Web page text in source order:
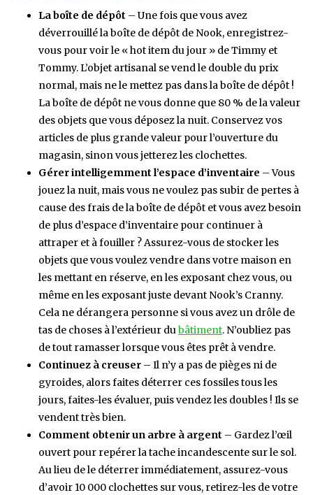
La boîte de dépôt – Une fois que vous avez
déverrouillé la boîte de dépôt de Nook, enregistrez-
vous pour voir le « hot item du jour » de Timmy et
Tommy. L’objet artisanal se vend le double du prix
normal, mais ne le mettez pas dans la boîte de dépôt !
La boîte de dépôt ne vous donne que 80 % de la valeur
des objets que vous déposez la nuit. Conservez vos
articles de plus grande valeur pour l’ouverture du
magasin, sinon vous jetterez les clochettes.
Gérer intelligemment l’espace d’inventaire – Vous
jouez la nuit, mais vous ne voulez pas subir de pertes à
cause des frais de la boîte de dépôt et vous avez besoin
de plus d’espace d’inventaire pour continuer à
attraper et à fouiller ? Assurez-vous de stocker les
objets que vous voulez vendre dans votre maison en
les mettant en réserve, en les exposant chez vous, ou
même en les exposant juste devant Nook’s Cranny.
Cela ne dérangera personne si vous avez un drôle de
tas de choses à l’extérieur dubâtiment. N’oubliez pas
de tout ramasser lorsque vous êtes prêt à vendre.
Continuez à creuser – Il n’y a pas de pièges ni de
gyroides, alors faites déterrer ces fossiles tous les
jours, faites-les évaluer, puis vendez les doubles ! Ils se
vendent très bien.
Comment obtenir un arbre à argent – Gardez l’œil
ouvert pour repérer la tache incandescente sur le sol.
Au lieu de le déterrer immédiatement, assurez-vous
d’avoir 10 000 clochettes sur vous, retirez-les de votre